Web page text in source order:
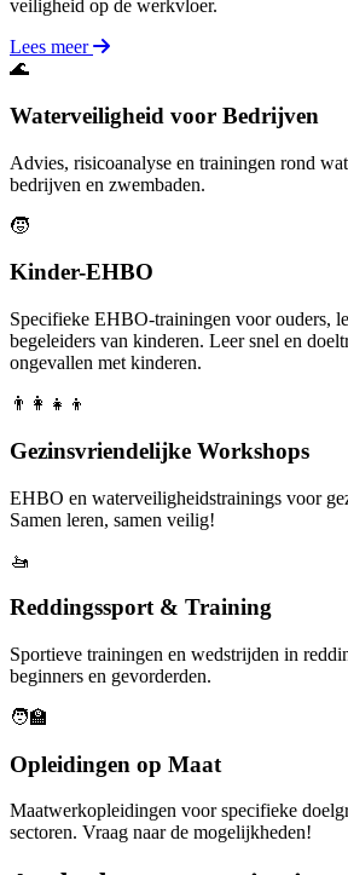
veiligheid op de werkvloer.
Lees meer
🌊
Waterveiligheid voor Bedrijven
Advies, risicoanalyse en trainingen rond
bedrijven en zwembaden.
🧒
Kinder-EHBO
Specifieke EHBO-trainingen voor ouders,
begeleiders van kinderen. Leer snel en
ongevallen met kinderen.
👨‍👩‍👧‍👦
Gezinsvriendelijke Workshops
EHBO en waterveiligheidstrainings voor
Samen leren, samen veilig!
🚤
Reddingssport & Training
Sportieve trainingen en wedstrijden in
beginners en gevorderden.
🧑‍🏫
Opleidingen op Maat
Maatwerkopleidingen voor specifieke
sectoren. Vraag naar de mogelijkheden!